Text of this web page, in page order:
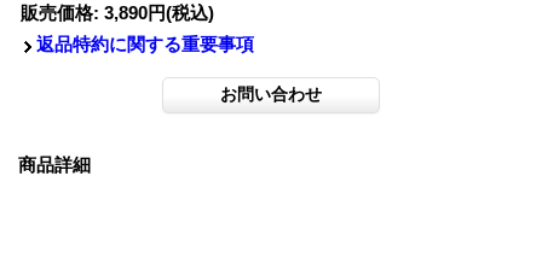
販売価格: 3,890円(税込)
返品特約に関する重要事項
商品詳細